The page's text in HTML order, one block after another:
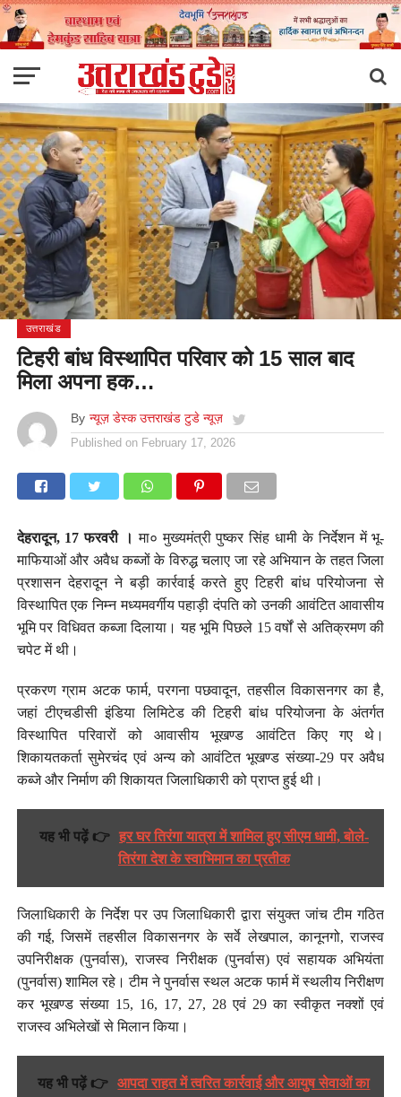
उत्तराखंड
टिहरी बांध विस्थापित परिवार को 15 साल बाद
मिला अपना हक…
By न्यूज़ डेस्क उत्तराखंड टुडे न्यूज़
Published on February 17, 2026
देहरादून, 17 फरवरी ।मा० मुख्यमंत्री पुष्कर सिंह धामी के निर्देशन में भू-
माफियाओं और अवैध कब्जों के विरुद्ध चलाए जा रहे अभियान के तहत जिला
प्रशासन देहरादून ने बड़ी कार्रवाई करते हुए टिहरी बांध परियोजना से
विस्थापित एक निम्न मध्यमवर्गीय पहाड़ी दंपति को उनकी आवंटित आवासीय
भूमि पर विधिवत कब्जा दिलाया। यह भूमि पिछले 15 वर्षों से अतिक्रमण की
चपेट में थी।
प्रकरण ग्राम अटक फार्म, परगना पछवादून, तहसील विकासनगर का है,
जहां टीएचडीसी इंडिया लिमिटेड की टिहरी बांध परियोजना के अंतर्गत
विस्थापित परिवारों को आवासीय भूखण्ड आवंटित किए गए थे।
शिकायतकर्ता सुमेरचंद एवं अन्य को आवंटित भूखण्ड संख्या-29 पर अवैध
कब्जे और निर्माण की शिकायत जिलाधिकारी को प्राप्त हुई थी।
यह भी पढ़ें 👉 हर घर तिरंगा यात्रा में शामिल हुए सीएम धामी, बोले-
तिरंगा देश के स्वाभिमान का प्रतीक
जिलाधिकारी के निर्देश पर उप जिलाधिकारी द्वारा संयुक्त जांच टीम गठित
की गई, जिसमें तहसील विकासनगर के सर्वे लेखपाल, कानूनगो, राजस्व
उपनिरीक्षक (पुनर्वास), राजस्व निरीक्षक (पुनर्वास) एवं सहायक अभियंता
(पुनर्वास) शामिल रहे। टीम ने पुनर्वास स्थल अटक फार्म में स्थलीय निरीक्षण
कर भूखण्ड संख्या 15, 16, 17, 27, 28 एवं 29 का स्वीकृत नक्शों एवं
राजस्व अभिलेखों से मिलान किया।
यह भी पढ़ें 👉
आपदा राहत में त्वरित कार्रवाई और आयुष सेवाओं का